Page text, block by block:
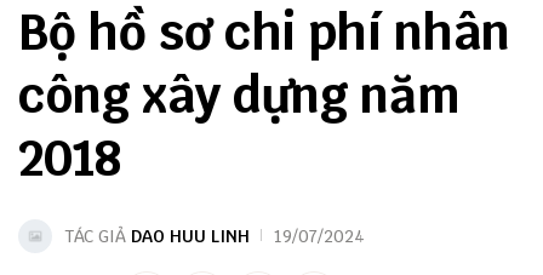
Bộ hồ sơ chi phí nhân
công xây dựng năm
2018
TÁC GIẢ DAO HUU LINH 19/07/2024